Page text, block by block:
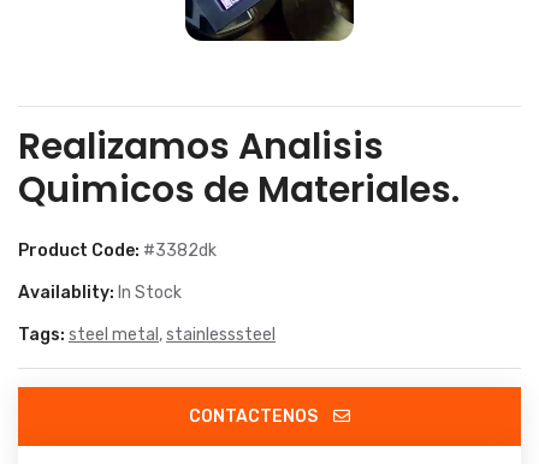
Realizamos Analisis
Quimicos de Materiales.
Product Code: #3382dk
Availablity: In Stock
Tags: steel metal ,stainlesssteel
CONTACTENOS